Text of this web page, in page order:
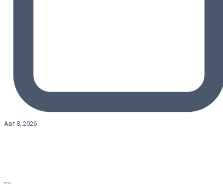
Авг 8, 2026